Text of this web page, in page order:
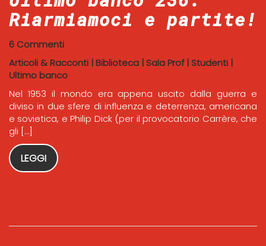
Riarmiamoci e partite!
6 Commenti
Articoli & Racconti | Biblioteca | Sala Prof| Studenti |
Ultimo banco
Nel 1953 il mondo era appena uscito dalla guerra e
diviso in due sfere di influenza e deterrenza, americana
e sovietica, e Philip Dick (per il provocatorio Carrère, che
gli […]
LEGGI